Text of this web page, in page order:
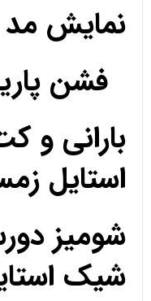
نمایش مد
فشن
بارانی و
استایل
شومیز
شیک